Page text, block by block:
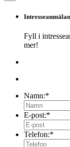
Intresseanmälan
Fyll i
mer!
Namn:*
E-post:*
Telefon:*